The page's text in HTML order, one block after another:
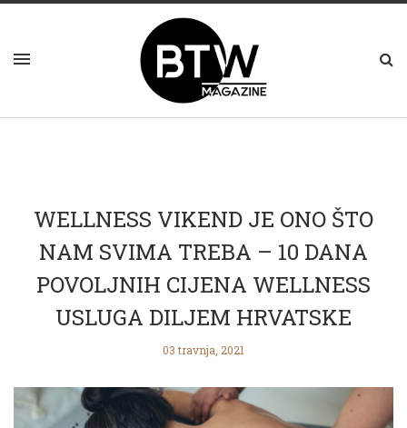
WELLNESS VIKEND JE ONO ŠTO
NAM SVIMA TREBA – 10 DANA
POVOLJNIH CIJENA WELLNESS
USLUGA DILJEM HRVATSKE
03 travnja, 2021